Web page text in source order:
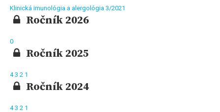
Klinická imunológia a alergológia 3/2021
Ročník 2026
0
Ročník 2025
43 2 1
Ročník 2024
43 2 1